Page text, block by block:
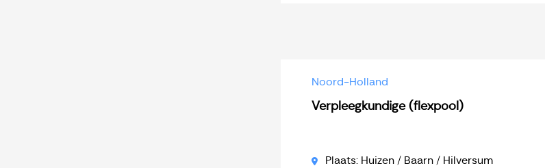
Noord-Holland
Verpleegkundige (flexpool)
Plaats: Huizen / Baarn / Hilversum